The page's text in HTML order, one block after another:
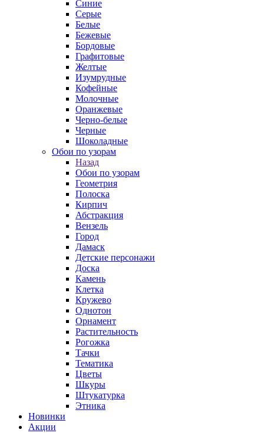
Синие
Серые
Белые
Бежевые
Бордовые
Графитовые
Желтые
Изумрудные
Кофейные
Молочные
Оранжевые
Черно-белые
Черные
Шоколадные
Обои по узорам
Назад
Обои по узорам
Геометрия
Полоска
Кирпич
Абстракция
Вензель
Город
Дамаск
Детские персонажи
Доска
Камень
Клетка
Кружево
Однотон
Орнамент
Растительность
Рогожка
Тачки
Тематика
Цветы
Шкуры
Штукатурка
Этника
Новинки
Акции